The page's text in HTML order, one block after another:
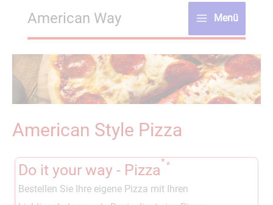
American Way
Main
Menu
Menü
American Style Pizza
Do it your way - Pizza a
Bestellen Sie Ihre eigene Pizza mit Ihren